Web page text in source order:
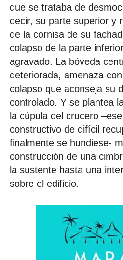
que se trataba de
decir, su parte superior y
de la cornisa de su
colapso de la parte
agravado. La bóveda
deteriorada, amenaza
colapso que aconseja su
controlado. Y se plantea
la cúpula del crucero
constructivo de difícil
finalmente se hundiese-
construcción de una
la sustente hasta una
sobre el edificio.